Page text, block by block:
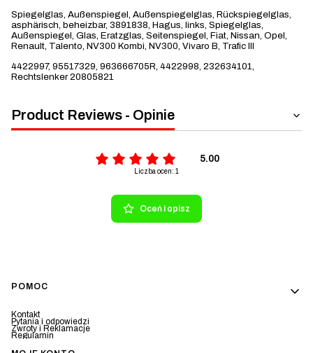
Spiegelglas, Außenspiegel, Außenspiegelglas, Rückspiegelglas,
asphärisch, beheizbar, 3891838, Hagus, links, Spiegelglas,
Außenspiegel, Glas, Eratzglas, Seitenspiegel, Fiat, Nissan, Opel,
Renault, Talento, NV300 Kombi, NV300, Vivaro B, Trafic III
4422997, 95517329, 963666705R, 4422998, 232634101,
Rechtslenker 20805821
Product Reviews - Opinie
5.00
Liczba ocen: 1
Oceń i opisz
Linki w stopce
POMOC
Kontakt
Pytania i odpowiedzi
Zwroty i Reklamacje
Regulamin